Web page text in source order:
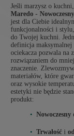
Jeśli marzysz o
Maredo -
jest dla Ciebie
funkcjonalności i
do Twojej kuchni.
definicja
ociekacza pozwala na
rozwiązaniem do
znaczenie.
materiałów, które
oraz wysokie
estetyki nie będzie
produkt:
Nowoczesny
Trwałość i